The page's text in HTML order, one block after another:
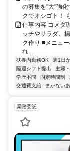
の募集を"大"強化
クでオシゴト！
仕事内容 コメダ
ッチやサラダ、
ク作り ■メニュ
れ...
扶養内勤務OK 週1日
隔週シフト提出
主婦
学歴不問
固定時間制
交通費支給
まかない
業務委託